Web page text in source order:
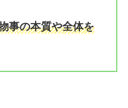
事の本質や全体を